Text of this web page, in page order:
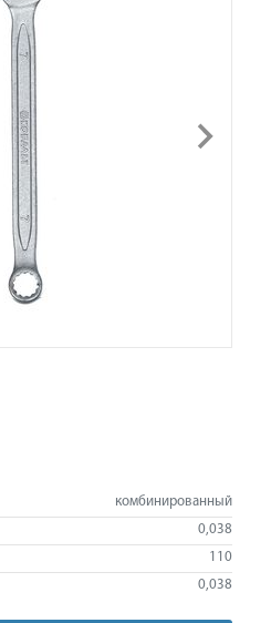
комбинированный
0,038
110
0,038